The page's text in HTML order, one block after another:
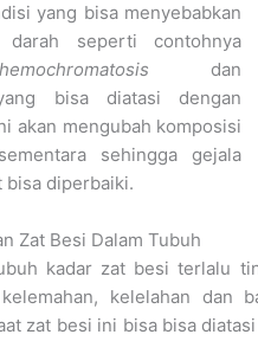
yang bisa menyebabkan
darah seperti contohnya
hemochromatosis dan
bisa diatasi dengan
akan mengubah komposisi
sehingga gejala
bisa diperbaiki.
Zat Besi Dalam Tubuh
kadar zat besi terlalu
kelelahan dan
zat besi ini bisa bisa